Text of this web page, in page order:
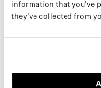
information that you’ve
they’ve collected from
COULEUR
EXPÉDITION